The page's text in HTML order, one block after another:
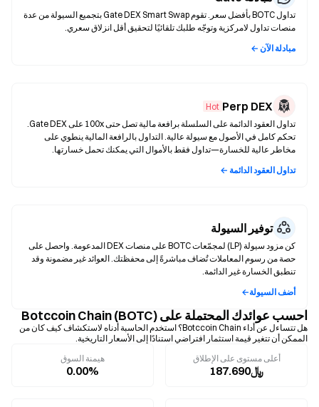
تداول BOTC بأفضل سعر. تقوم Gate DEX Smart Swap بتجميع السيولة من عدة
منصات تداول لامركزية وتوجّه طلبك تلقائيًا لتحقيق أقل انزلاق سعري.
مبادلة الآن ←
Perp DEX
Hot
تداول العقود الدائمة على السلسلة برافعة مالية تصل حتى 100x على Gate DEX.
تحكم كامل في الأصول مع سيولة عالية. التداول بالرافعة المالية ينطوي على
مخاطر عالية للخسارة—تداول فقط بالأموال التي يمكنك تحمل خسارتها.
تداول العقود الدائمة ←
توفير السيولة
كن مزود سيولة (LP) لمجمّعات BOTC على منصات DEX المدعومة. واحصل على
حصة من رسوم المعاملات تُضاف مباشرةً إلى محفظتك. العوائد غير مضمونة وقد
تنطبق الخسارة غير الدائمة.
أضف السيولة←
احسب عوائدك المحتملة على Botccoin Chain (BOTC)
هل تتساءل عن أداء Botccoin Chain؟ استخدم الحاسبة أدناه لاستكشاف كيف كان من
الممكن أن تتغير قيمة استثمار افتراضي استنادًا إلى الأسعار التاريخية.
أعلى مستوى على الإطلاق
﷼187.690
هيمنة السوق
0.00%